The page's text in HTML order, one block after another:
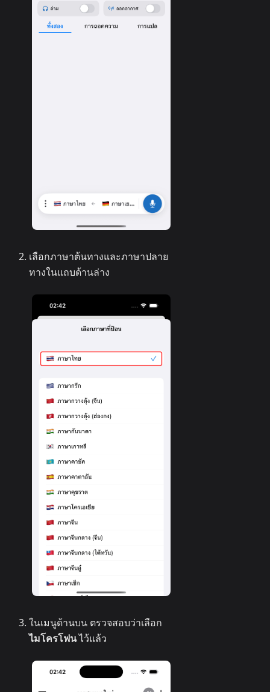
เลือกภาษาต้นทางและภาษาปลาย
ทางในแถบด้านล่าง
ในเมนูด้านบน ตรวจสอบว่าเลือก
ไมโครโฟนไว้แล้ว